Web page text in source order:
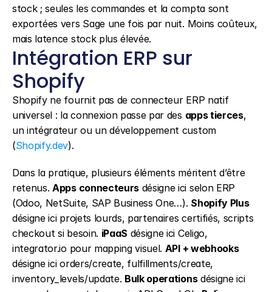
stock ; seules les commandes et la compta sont
exportées vers Sage une fois par nuit. Moins coûteux,
mais latence stock plus élevée.
Intégration ERP sur
Shopify
Shopify ne fournit pas de connecteur ERP natif
universel : la connexion passe par des apps tierces,
un intégrateur ou un développement custom
(Shopify.dev).
Dans la pratique, plusieurs éléments méritent d’être
retenus. Apps connecteurs désigne ici selon ERP
(Odoo, NetSuite, SAP Business One…). Shopify Plus
désigne ici projets lourds, partenaires certifiés, scripts
checkout si besoin. iPaaS désigne ici Celigo,
integrator.io pour mapping visuel. API + webhooks
désigne ici orders/create, fulfillments/create,
inventory_levels/update. Bulk operations désigne ici